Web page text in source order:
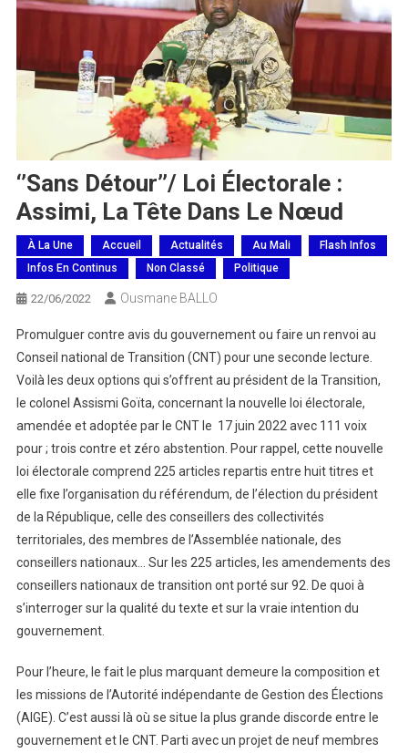
‘’Sans Détour’’/ Loi Électorale :
Assimi, La Tête Dans Le Nœud
À La Une Accueil Actualités Au Mali
Flash Infos
Infos En Continus
Non Classé Politique
22/06/2022 Ousmane BALLO
Promulguer contre avis du gouvernement ou faire un renvoi au
Conseil national de Transition (CNT) pour une seconde lecture.
Voilà les deux options qui s’offrent au président de la Transition,
le colonel Assismi Goïta, concernant la nouvelle loi électorale,
amendée et adoptée par le CNT le 17 juin 2022 avec 111 voix
pour ; trois contre et zéro abstention. Pour rappel, cette nouvelle
loi électorale comprend 225 articles repartis entre huit titres et
elle fixe l’organisation du référendum, de l’élection du président
de la République, celle des conseillers des collectivités
territoriales, des membres de l’Assemblée nationale, des
conseillers nationaux… Sur les 225 articles, les amendements des
conseillers nationaux de transition ont porté sur 92. De quoi à
s’interroger sur la qualité du texte et sur la vraie intention du
gouvernement.
Pour l’heure, le fait le plus marquant demeure la composition et
les missions de l’Autorité indépendante de Gestion des Élections
(AIGE). C’est aussi là où se situe la plus grande discorde entre le
gouvernement et le CNT. Parti avec un projet de neuf membres